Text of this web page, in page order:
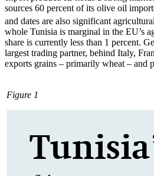
sources 60 percent of its olive oil
and dates are also significant
whole Tunisia is marginal in the EU’s
share is currently less than 1 percent.
largest trading partner, be­hind Italy,
exports grains – primarily wheat – and
Figure 1